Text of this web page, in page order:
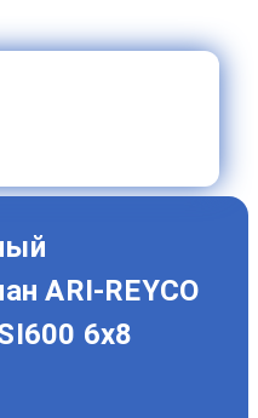
ARI-REYCO
6x8